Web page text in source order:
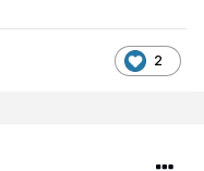
2